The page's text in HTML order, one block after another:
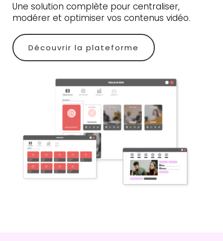
Une solution complète pour centraliser,
modérer et optimiser vos contenus vidéo.
Découvrir la plateforme